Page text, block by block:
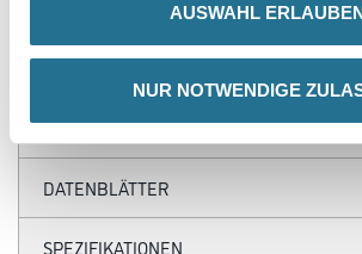
AUSWAHL
NUR NOTWENDIGE
GEFAHRENHINWEISE
DATENBLÄTTER
SPEZIFIKATIONEN